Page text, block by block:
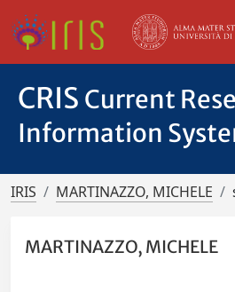
CRIS Current
Information
IRIS MARTINAZZO, MICHELE
MARTINAZZO, MICHELE